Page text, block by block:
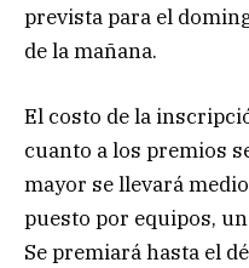
prevista para el
de la mañana.
El costo de la
cuanto a los premios
mayor se llevará
puesto por equipos,
Se premiará hasta el